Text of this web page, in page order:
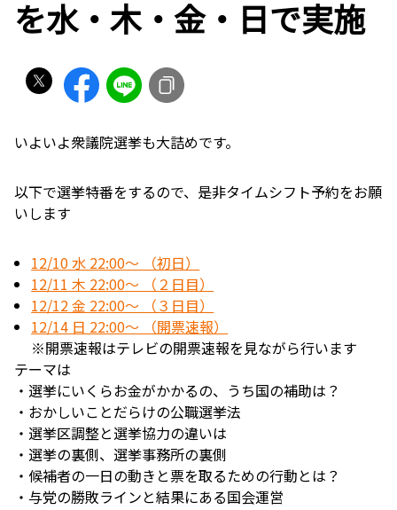
を水・木・金・日で実施
いよいよ衆議院選挙も大詰めです。
以下で選挙特番をするので、是非タイムシフト予約をお願
いします
12/10 水 22:00～ （初日）
12/11 木 22:00～ （２日目）
12/12 金 22:00～ （３日目）
12/14 日 22:00～ （開票速報）
※開票速報はテレビの開票速報を見ながら行います
テーマは
・選挙にいくらお金がかかるの、うち国の補助は？
・おかしいことだらけの公職選挙法
・選挙区調整と選挙協力の違いは
・選挙の裏側、選挙事務所の裏側
・候補者の一日の動きと票を取るための行動とは？
・与党の勝敗ラインと結果にある国会運営